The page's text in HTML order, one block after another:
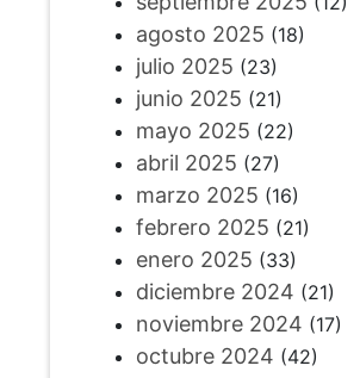
agosto 2025 (18)
julio 2025 (23)
junio 2025 (21)
mayo 2025 (22)
abril 2025 (27)
marzo 2025 (16)
febrero 2025 (21)
enero 2025 (33)
diciembre 2024 (21)
noviembre 2024 (17)
octubre 2024 (42)